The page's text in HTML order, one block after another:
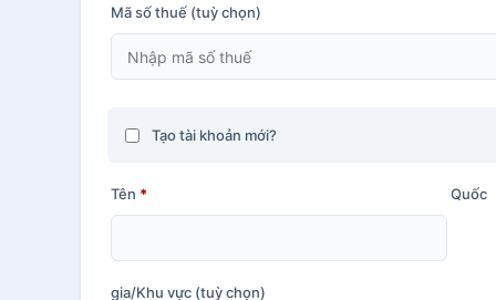
Mã số thuế (tuỳ chọn)
Tạo tài khoản mới?
Tên * Quốc
gia/Khu vực (tuỳ chọn)